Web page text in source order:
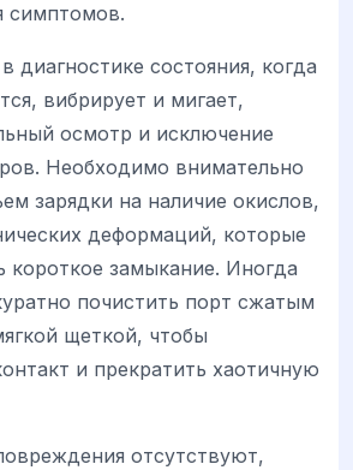
симптомов.
состояния, когда
вибрирует и мигает,
осмотр и исключение
Необходимо внимательно
зарядки на наличие окислов,
деформаций, которые
короткое замыкание. Иногда
почистить порт сжатым
щеткой, чтобы
и прекратить хаотичную
отсутствуют,